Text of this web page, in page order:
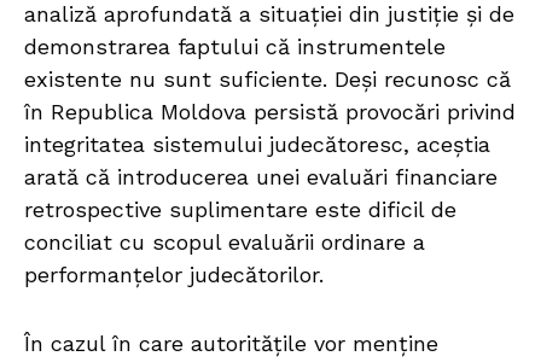
analiză aprofundată a situației din justiție și de
demonstrarea faptului că instrumentele
existente nu sunt suficiente. Deși recunosc că
în Republica Moldova persistă provocări privind
integritatea sistemului judecătoresc, aceștia
arată că introducerea unei evaluări financiare
retrospective suplimentare este dificil de
conciliat cu scopul evaluării ordinare a
performanțelor judecătorilor.
În cazul în care autoritățile vor menține